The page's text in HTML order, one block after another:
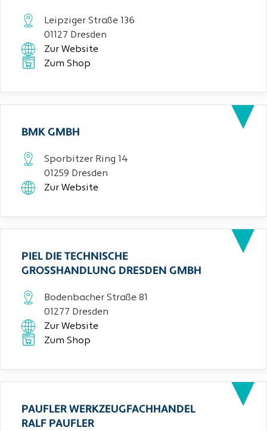
Leipziger Straße 136
01127 Dresden
Zur Website
Zum Shop
BMK GMBH
Sporbitzer Ring 14
01259 Dresden
Zur Website
PIEL DIE TECHNISCHE
GROSSHANDLUNG DRESDEN GMBH
Bodenbacher Straße 81
01277 Dresden
Zur Website
Zum Shop
PAUFLER WERKZEUGFACHHANDEL
RALF PAUFLER